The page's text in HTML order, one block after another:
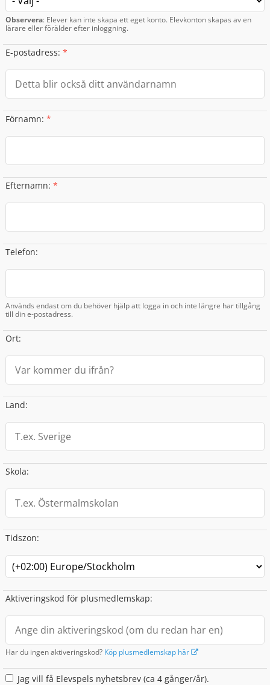
Observera: Elever kan inte skapa ett eget konto. Elevkonton skapas av en
lärare eller förälder efter inloggning.
E-postadress: *
Förnamn: *
Efternamn: *
Telefon:
Används endast om du behöver hjälp att logga in och inte längre har tillgång
till din e-postadress.
Ort:
Land:
Skola:
Tidszon:
Aktiveringskod för plusmedlemskap:
Har du ingen aktiveringskod? Köp plusmedlemskap här
Jag vill få Elevspels nyhetsbrev (ca 4 gånger/år).